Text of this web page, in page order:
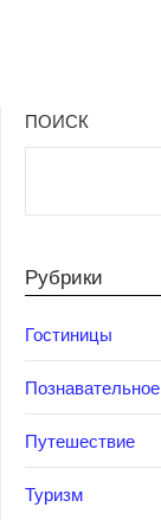
ПОИСК
Рубрики
Гостиницы
Познавательное
Путешествие
Туризм